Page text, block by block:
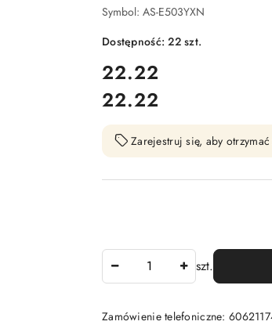
Symbol: AS-E503YXN
Dostępność:22szt.
cena:
22.22
Cena:
22.22
Zarejestruj się, aby
szt.
Zamówienie telefoniczne: